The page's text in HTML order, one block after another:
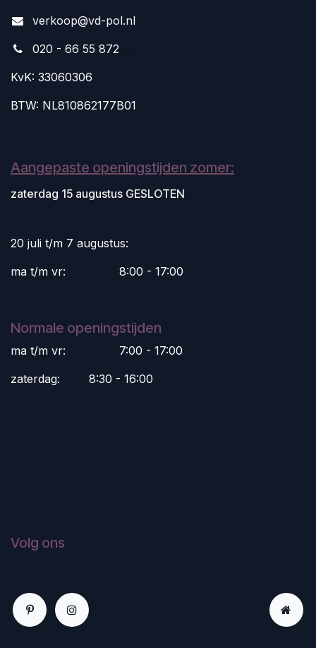
verkoop@vd-pol.nl
020 - 66 55 872
KvK: 33060306
BTW: NL810862177B01
Aangepaste openingstijden zomer:
zaterdag 15 augustus GESLOTEN
20 juli t/m 7 augustus:
ma t/m vr:
​8:00 - 17:00
Normale openingstijden
ma t/m vr:
​7:00 - 17:00
zaterdag:
​8:30 - 16:00
Volg ons